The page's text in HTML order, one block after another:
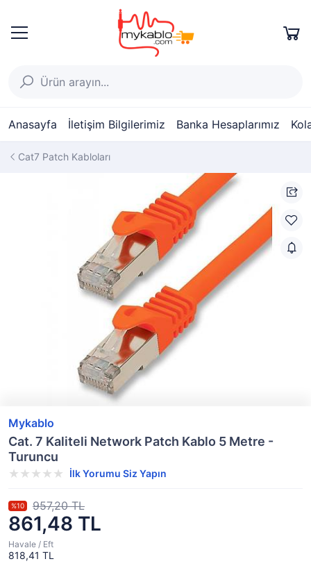
Anasayfa İletişim Bilgilerimiz Banka Hesaplarımız
Cat7 Patch Kabloları
Mykablo
Cat. 7 Kaliteli Network Patch Kablo 5 Metre -
Turuncu
İlk Yorumu Siz Yapın
861,48 TL
%10 957,20 TL
Havale / Eft
818,41 TL